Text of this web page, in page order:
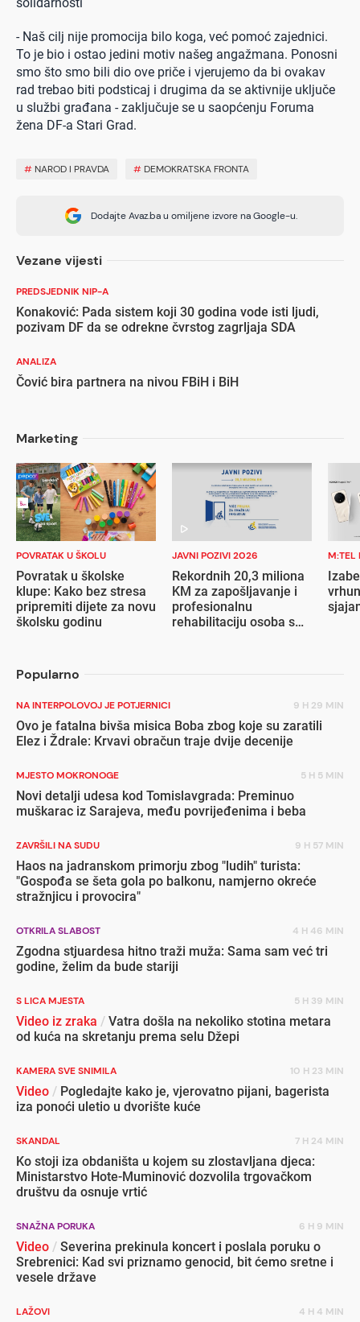
- Naš cilj nije promocija bilo koga, već pomoć zajednici.
To je bio i ostao jedini motiv našeg angažmana. Ponosni
smo što smo bili dio ove priče i vjerujemo da bi ovakav
rad trebao biti podsticaj i drugima da se aktivnije uključe
u službi građana - zaključuje se u saopćenju Foruma
žena DF-a Stari Grad.
# NAROD I PRAVDA # DEMOKRATSKA FRONTA
Dodajte Avaz.ba u omiljene izvore na Google-u.
Vezane vijesti
PREDSJEDNIK NIP-A
Konaković: Pada sistem koji 30 godina vode isti ljudi,
pozivam DF da se odrekne čvrstog zagrljaja SDA
ANALIZA
Čović bira partnera na nivou FBiH i BiH
Marketing
POVRATAK U ŠKOLU
Povratak u školske
klupe: Kako bez stresa
pripremiti dijete za novu
školsku godinu
JAVNI POZIVI 2026
Rekordnih 20,3 miliona
KM za zapošljavanje i
profesionalnu
rehabilitaciju osoba s
M:TEL
Popularno
NA INTERPOLOVOJ JE POTJERNICI 9 H 29 MIN
Ovo je fatalna bivša misica Boba zbog koje su zaratili
Elez i Ždrale: Krvavi obračun traje dvije decenije
MJESTO MOKRONOGE 5 H 5 MIN
Novi detalji udesa kod Tomislavgrada: Preminuo
muškarac iz Sarajeva, među povrijeđenima i beba
ZAVRŠILI NA SUDU 9 H 57 MIN
Haos na jadranskom primorju zbog "ludih" turista:
"Gospođa se šeta gola po balkonu, namjerno okreće
stražnjicu i provocira"
OTKRILA SLABOST 4 H 46 MIN
Zgodna stjuardesa hitno traži muža: Sama sam već tri
godine, želim da bude stariji
S LICA MJESTA 5 H 39 MIN
Video iz zraka / Vatra došla na nekoliko stotina metara
od kuća na skretanju prema selu Džepi
KAMERA SVE SNIMILA 10 H 23 MIN
Video / Pogledajte kako je, vjerovatno pijani, bagerista
iza ponoći uletio u dvorište kuće
SKANDAL 7 H 24 MIN
Ko stoji iza obdaništa u kojem su zlostavljana djeca:
Ministarstvo Hote-Muminović dozvolila trgovačkom
društvu da osnuje vrtić
SNAŽNA PORUKA 6 H 9 MIN
Video / Severina prekinula koncert i poslala poruku o
Srebrenici: Kad svi priznamo genocid, bit ćemo sretne i
vesele države
LAŽOVI 4 H 4 MIN